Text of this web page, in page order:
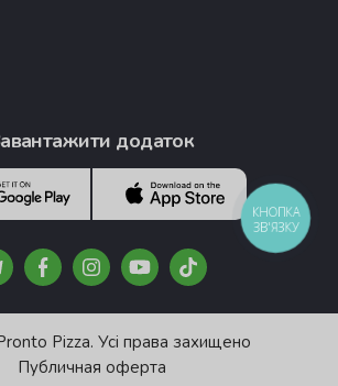
додаток
Pizza. Усі права захищено
Публичная оферта
КНОПКА
ЗВ'ЯЗКУ